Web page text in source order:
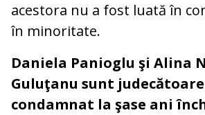
acestora nu a fost luată în
în minoritate.
Daniela Panioglu şi Alina
Guluţanu sunt
condamnat la şase ani